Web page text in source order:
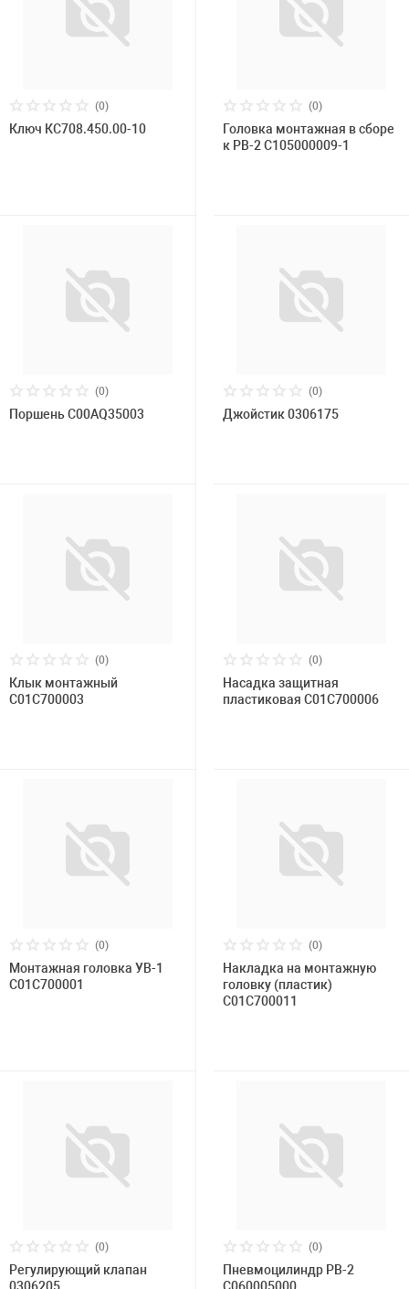
(0)
Ключ КС708.450.00-10
(0)
Головка монтажная в сборе
к РВ-2 C105000009-1
(0)
Поршень C00AQ35003
(0)
Джойстик 0306175
(0)
Клык монтажный
C01C700003
(0)
Насадка защитная
пластиковая С01С700006
(0)
Монтажная головка УВ-1
С01С700001
(0)
Накладка на монтажную
головку (пластик)
C01C700011
(0)
Регулирующий клапан
(0)
Пневмоцилиндр РВ-2